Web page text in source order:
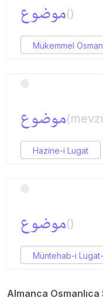
موضوع()
Mükemmel
موضوع
Hazine-i Lugat
موضوع()
Müntehab-ı
Almanca